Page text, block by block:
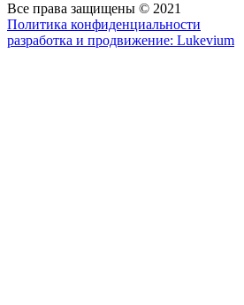
Все права защищены © 2021
Политика конфиденциальности
разработка и продвижение: Lukevium